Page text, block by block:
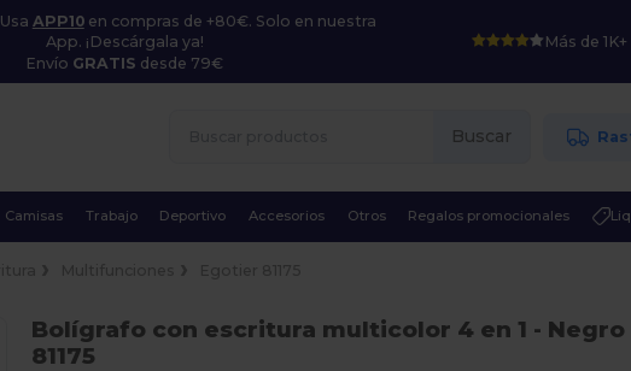
Usa APP10en compras de +80€. Solo en nuestra
App. ¡Descárgala ya!
Envío GRATIS desde 79€
Más de
Buscar
Camisas Trabajo Deportivo Accesorios Otros Regalos promocionales
Bolígrafo con escritura multicolor 4 en 1 - Negro
81175